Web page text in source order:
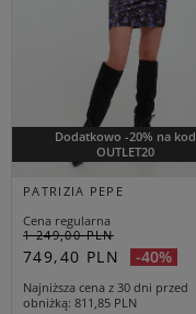
Dodatkowo -20% na kod
OUTLET20
PATRIZIA PEPE
Cena regularna
1 249,00 PLN
749,40 PLN -40%
Najniższa cena z 30 dni przed
obniżką 811,85 PLN